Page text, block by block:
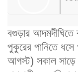
বগুড়ার আদমদীঘিতে
পুকুরের পানিতে
আগস্ট) সকাল সাড়ে